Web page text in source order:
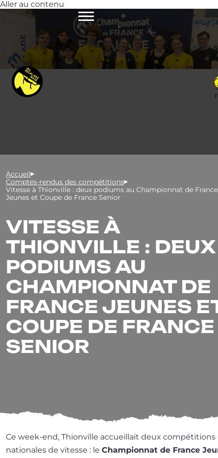
Aller au contenu
Menu
Accueil
Comptes-rendus des compétitions
Vitesse à Thionville : deux podiums au Championnat de France
Jeunes et Coupe de France Senior
VITESSE À
THIONVILLE : DEUX
PODIUMS AU
CHAMPIONNAT DE
FRANCE JEUNES
COUPE DE FRANCE
SENIOR
Ce week-end, Thionville accueillait deux com­pé­ti­tions
natio­nales de vitesse : le Championnat de France